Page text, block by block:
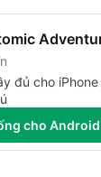
đủ cho iPhone
cho Android